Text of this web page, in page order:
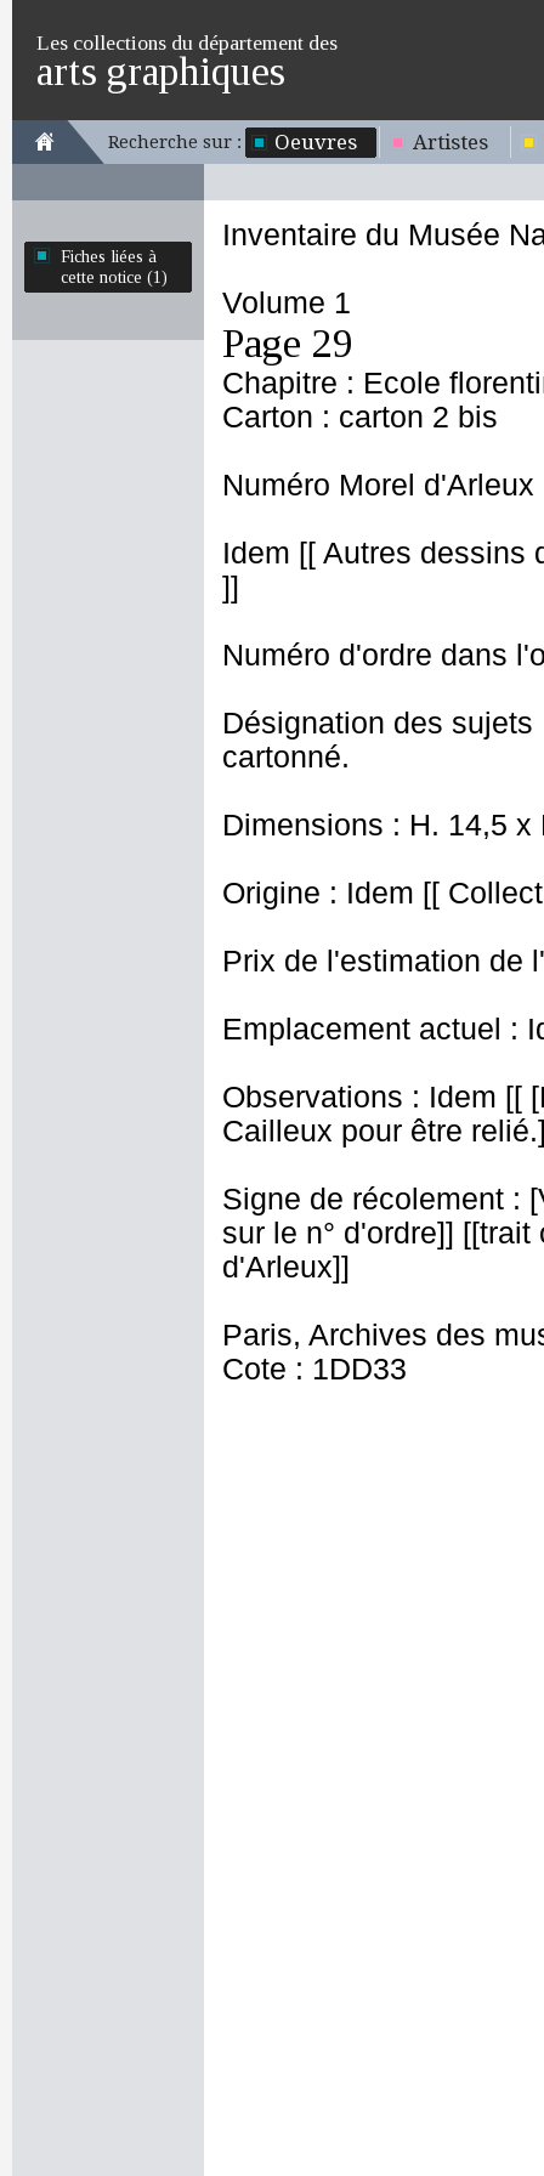
Les collections du département des
arts graphiques
Recherche sur : Oeuvres Artistes
Fiches liées à
cette notice (1)
Inventaire du Musée
Volume 1
Page 29
Chapitre : Ecole
Carton : carton 2 bis
Numéro Morel d'Arleux
Idem [[ Autres dessins
]]
Numéro d'ordre dans
Désignation des
cartonné.
Dimensions : H. 14,5 x
Origine : Idem [[
Prix de l'estimation de
Emplacement actuel :
Observations : Idem [[
Cailleux pour être
Signe de récolement :
sur le n° d'ordre]]
d'Arleux]]
Paris, Archives des
Cote : 1DD33